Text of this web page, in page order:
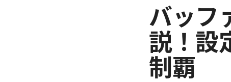
バッフ
説！設
制覇